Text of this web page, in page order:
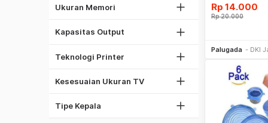
Ukuran Memori
32GB
Kapasitas Output
550W
Teknologi Printer
Dot Matrix
Thermal Printer
Kesesuaian Ukuran TV
32"
60"
Tipe Kepala
Obeng Set
Rp 14.000
Rp20.000
Palugada DKI